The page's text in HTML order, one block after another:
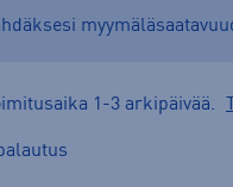
1-3 arkipäivää.